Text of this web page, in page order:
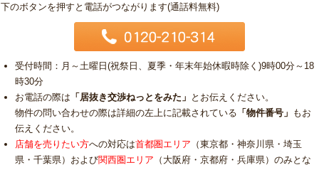
下のボタンを押すと電話がつながります(通話料無料)
受付時間：月～土曜日(祝祭日、夏季・年末年始休暇時除く)9時00分～18
時30分
お電話の際は 「居抜き交渉ねっとをみた」 とお伝えください。
物件の問い合わせの際は詳細の左上に記載されている 「物件番号」 もお
伝えください。
店舗を売りたい方への対応は首都圏エリア （東京都・神奈川県・埼玉
県・千葉県）および関西圏エリア （大阪府・京都府・兵庫県）のみとな